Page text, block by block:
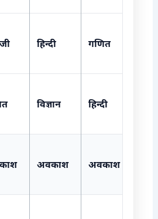
हिन्दी गणित
विज्ञान हिन्दी
अवकाश अवकाश